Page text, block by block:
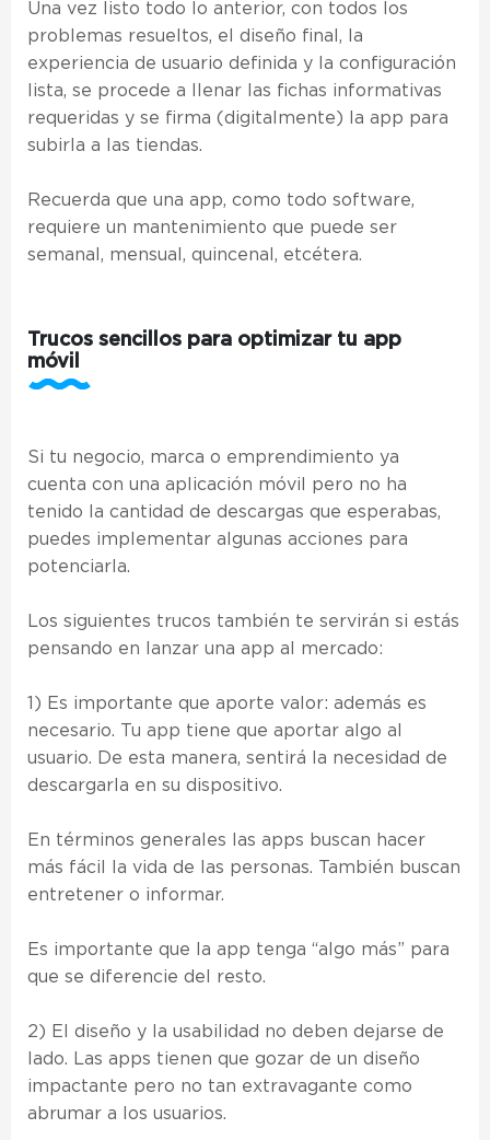
Una vez listo todo lo anterior, con todos los
problemas resueltos, el diseño final, la
experiencia de usuario definida y la configuración
lista, se procede a llenar las fichas informativas
requeridas y se firma (digitalmente) la app para
subirla a las tiendas.
Recuerda que una app, como todo software,
requiere un mantenimiento que puede ser
semanal, mensual, quincenal, etcétera.
Trucos sencillos para optimizar tu app
móvil
Si tu negocio, marca o emprendimiento ya
cuenta con una aplicación móvil pero no ha
tenido la cantidad de descargas que esperabas,
puedes implementar algunas acciones para
potenciarla.
Los siguientes trucos también te servirán si estás
pensando en lanzar una app al mercado:
1) Es importante que aporte valor: además es
necesario. Tu app tiene que aportar algo al
usuario. De esta manera, sentirá la necesidad de
descargarla en su dispositivo.
En términos generales las apps buscan hacer
más fácil la vida de las personas. También buscan
entretener o informar.
Es importante que la app tenga “algo más” para
que se diferencie del resto.
2) El diseño y la usabilidad no deben dejarse de
lado. Las apps tienen que gozar de un diseño
impactante pero no tan extravagante como
abrumar a los usuarios.